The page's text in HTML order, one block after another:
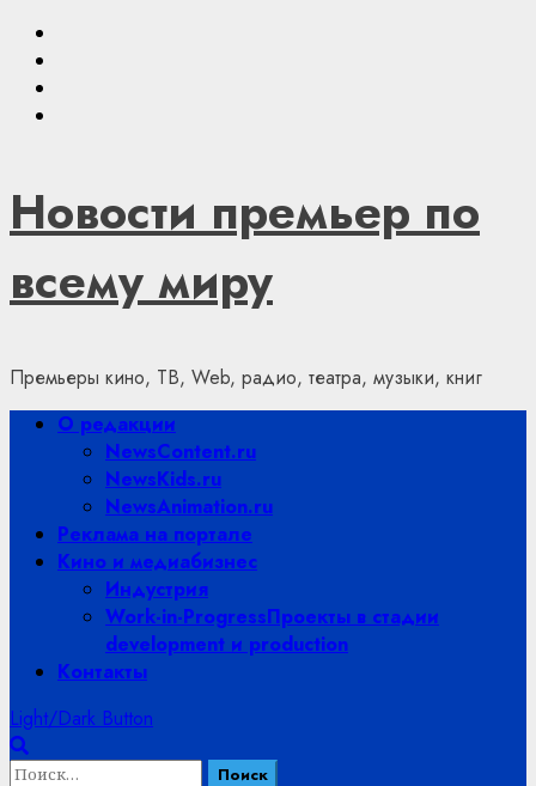
Skip
content
Новости премьер по
всему миру
Премьеры кино, ТВ, Web, радио, театра, музыки, книг
PrimaryО редакции
NewsContent.ru
NewsKids.ru
NewsAnimation.ru
Реклама на портале
Кино и медиабизнес
Индустрия
Work-in-ProgressПроекты в стадии
development и production
Контакты
Light/Dark Button
Найти: